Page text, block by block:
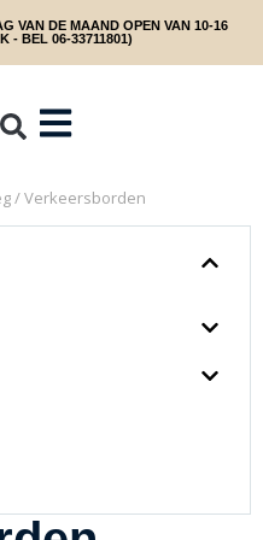
VAN DE MAAND OPEN VAN 10-16
- BEL 06-33711801)
/ Verkeersborden